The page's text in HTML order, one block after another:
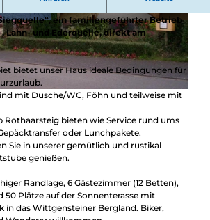
Überblick
Camping &
Wohnmobil
Trekkingplätze
Nachhaltig
bei uns
unterwegs
Landgasthof "Zur Siegquelle"
Siegquelle © P. Markus, Landgasthof Zur Siegquelle
ein familiengeführter Betrieb
Lahn- und Ederquelle, direkt am
bietet unser Haus ideale Bedingungen für
mit Dusche/WC, Föhn und teilweise mit
Rothaarsteig bieten wie Service rund ums
oder Lunchpakete.
Sie in unserer gemütlich und rustikal
genießen.
Randlage, 6 Gästezimmer (12 Betten),
50 Plätze auf der Sonnenterasse mit
in das Wittgensteiner Bergland. Biker,